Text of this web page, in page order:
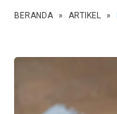
BERANDA » ARTIKEL »